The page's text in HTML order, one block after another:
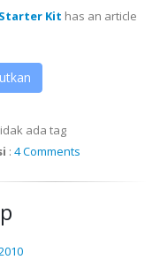
Kit has an article
ada tag
: 4 Comments